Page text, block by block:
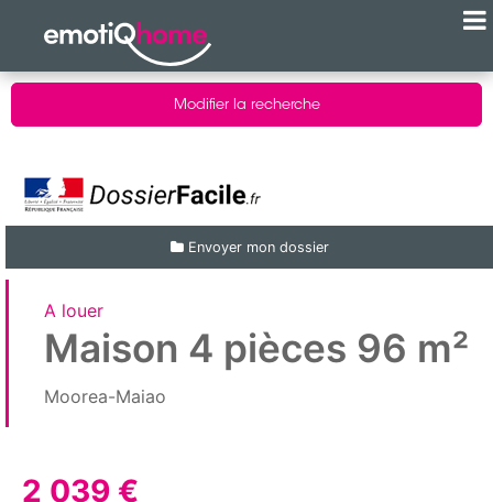
Modifier la recherche
Envoyer mon dossier
A louer
Maison 4 pièces 96 m²
Moorea-Maiao
2 039 €